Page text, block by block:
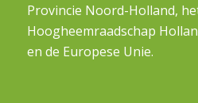
Provincie Noord-Holland,
Hoogheemraadschap
en de Europese Unie.